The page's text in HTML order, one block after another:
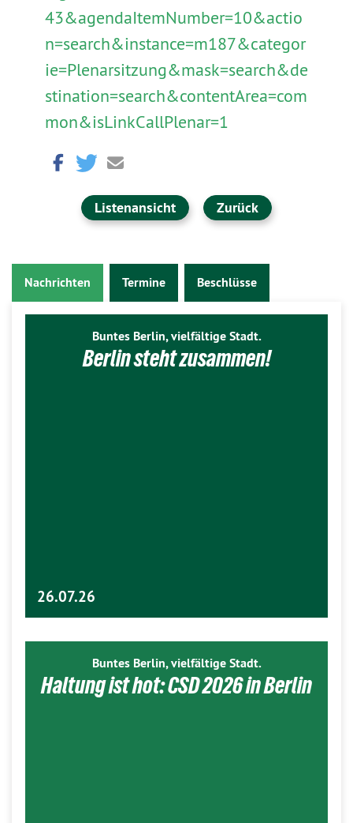
43&agendaItemNumber=10&actio
n=search&instance=m187&categor
ie=Plenarsitzung&mask=search&de
stination=search&contentArea=com
mon&isLinkCallPlenar=1
Listenansicht Zurück
Nachrichten Termine Beschlüsse
Buntes Berlin, vielfältige Stadt.
Berlin steht zusammen!
26.07.26
Buntes Berlin, vielfältige Stadt.
Haltung ist hot: CSD 2026 in Berlin